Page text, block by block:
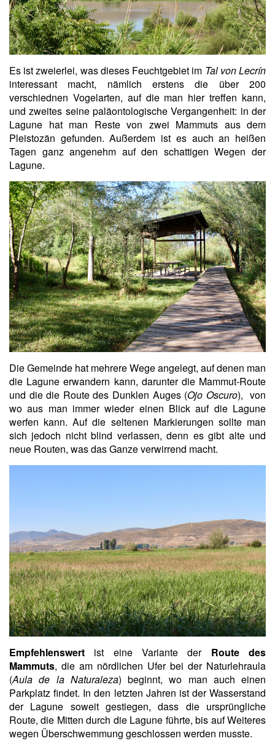
Es ist zweierlei, was dieses Feuchtgebiet im Tal von Lecrín
interessant macht, nämlich erstens die über 200
verschiednen Vogelarten, auf die man hier treffen kann,
und zweites seine paläontologische Vergangenheit: in der
Lagune hat man Reste von zwei Mammuts aus dem
Pleistozän gefunden. Außerdem ist es auch an heißen
Tagen ganz angenehm auf den schattigen Wegen der
Lagune.
Die Gemeinde hat mehrere Wege angelegt, auf denen man
die Lagune erwandern kann, darunter die Mammut-Route
und die die Route des Dunklen Auges (Ojo Oscuro), von
wo aus man immer wieder einen Blick auf die Lagune
werfen kann. Auf die seltenen Markierungen sollte man
sich jedoch nicht blind verlassen, denn es gibt alte und
neue Routen, was das Ganze verwirrend macht.
Empfehlenswert ist eine Variante der Route des
Mammuts, die am nördlichen Ufer bei der Naturlehraula
(Aula de la Naturaleza) beginnt, wo man auch einen
Parkplatz findet. In den letzten Jahren ist der Wasserstand
der Lagune soweit gestiegen, dass die ursprüngliche
Route, die Mitten durch die Lagune führte, bis auf Weiteres
wegen Überschwemmung geschlossen werden musste.